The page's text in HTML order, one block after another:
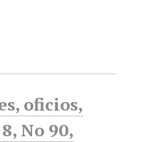
oficios,
No 90,